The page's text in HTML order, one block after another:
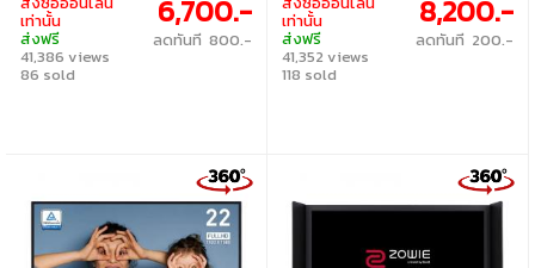
เท่านั้น
ส่งฟรี
41,386 views
86 sold
6,700.-
ลดทันที 800.-
เท่านั้น
ส่งฟรี
41,352 views
118 sold
8,200.-
ลดทันที 200.-